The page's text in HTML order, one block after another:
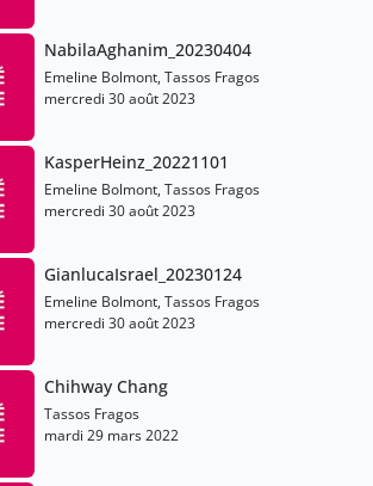
NabilaAghanim_20230404
Emeline Bolmont, Tassos Fragos
mercredi 30 août 2023
KasperHeinz_20221101
Emeline Bolmont, Tassos Fragos
mercredi 30 août 2023
GianlucaIsrael_20230124
Emeline Bolmont, Tassos Fragos
mercredi 30 août 2023
Chihway Chang
Tassos Fragos
mardi 29 mars 2022